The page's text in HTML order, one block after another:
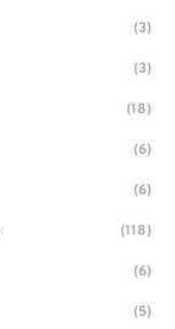
(3)
(3)
(18)
(6)
(6)
(118)
(6)
(5)